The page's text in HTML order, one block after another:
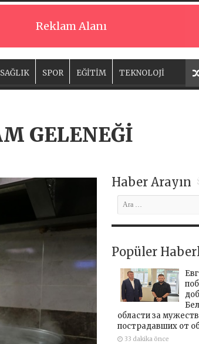
Reklam Alanı
SAĞLIK SPOR EĞİTİM TEKNOLOJİ
GELENEĞİ
Haber Arayın
Popüler
области за
пострадавших от
33 dakika önce